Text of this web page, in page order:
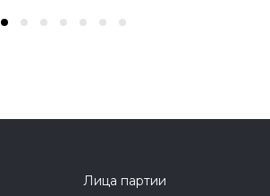
Лица партии